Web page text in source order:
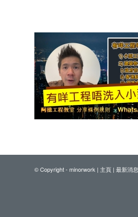
© Copyright - minorwork | 主頁 | 最新消息